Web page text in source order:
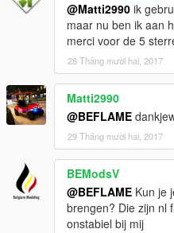
@Matti2990 ik
maar nu ben ik aan
merci voor de 5
28 Tháng mười hai, 2017
Matti2990
@BEFLAME
29 Tháng mười hai, 2017
BEModsV
@BEFLAME Kun je
brengen? Die zijn nl
onstabiel bij mij